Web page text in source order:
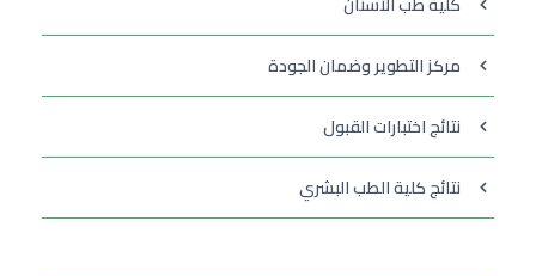
مركز التطوير وضمان الجودة
نتائج اختبارات القبول
نتائج كلية الطب البشري